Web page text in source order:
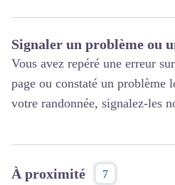
Signaler un problème ou
Vous avez repéré une erreur
page ou constaté un problème
votre randonnée, signalez-les
À proximité 7